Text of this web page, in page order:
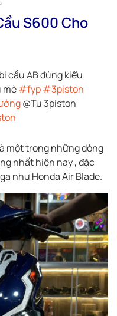
S600 Cho
cầu AB đúng kiểu
mè#fyp#3piston
@Tu 3piston
một trong những dòng
nhất hiện nay , đặc
như Honda Air Blade.